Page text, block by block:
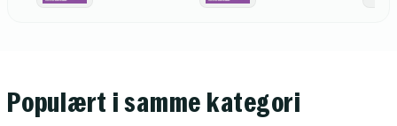
Populært i samme kategori